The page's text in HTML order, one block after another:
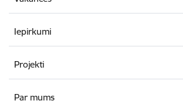
Iepirkumi
Projekti
Par mums